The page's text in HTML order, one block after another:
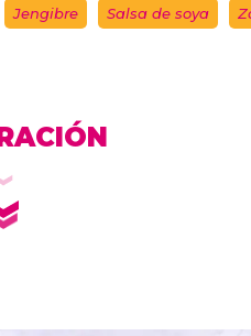
Jengibre Salsa de soya